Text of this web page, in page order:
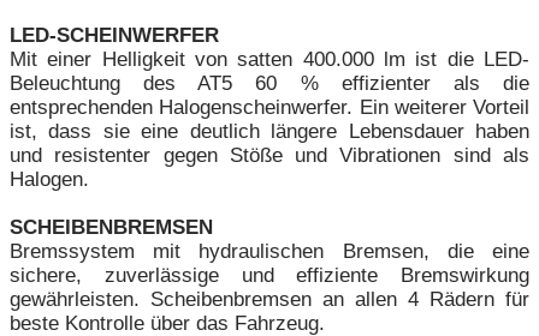
LED-SCHEINWERFER
Mit einer Helligkeit von satten 400.000 lm ist die LED-
Beleuchtung des AT5 60 % effizienter als die
entsprechenden Halogenscheinwerfer. Ein weiterer Vorteil
ist, dass sie eine deutlich längere Lebensdauer haben
und resistenter gegen Stöße und Vibrationen sind als
Halogen.
SCHEIBENBREMSEN
Bremssystem mit hydraulischen Bremsen, die eine
sichere, zuverlässige und effiziente Bremswirkung
gewährleisten. Scheibenbremsen an allen 4 Rädern für
beste Kontrolle über das Fahrzeug.